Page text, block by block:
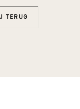
TERUG